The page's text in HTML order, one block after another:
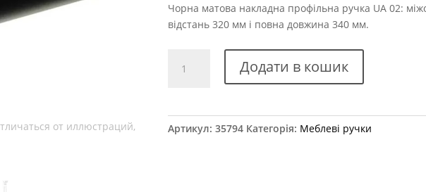
Чорна матова накладна профільна ручка UA 02:
відстань 320 мм і повна довжина 340 мм.
профільна
чорний
Додати в кошик
Артикул:35794 Категорія: Меблеві ручки